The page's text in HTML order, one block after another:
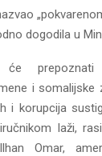
dogodila u
će prepoznati
i somalijske
i korupcija
laži,
Ilhan Omar,